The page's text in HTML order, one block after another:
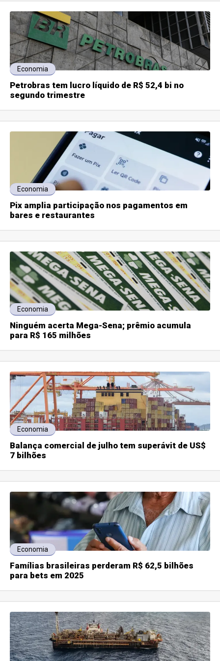
Economia
Petrobras tem lucro líquido de R$ 52,4 bi no
segundo trimestre
Economia
Pix amplia participação nos pagamentos em
bares e restaurantes
Economia
Ninguém acerta Mega-Sena; prêmio acumula
para R$ 165 milhões
Economia
Balança comercial de julho tem superávit de US$
7 bilhões
Economia
Famílias brasileiras perderam R$ 62,5 bilhões
para bets em 2025